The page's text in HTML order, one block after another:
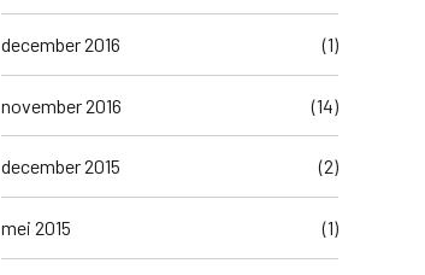
december 2016 (1)
november 2016 (14)
december 2015 (2)
mei 2015 (1)